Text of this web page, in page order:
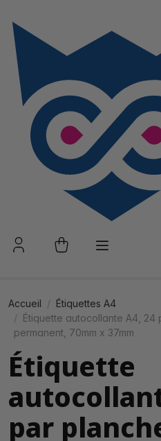
Accueil
Étiquettes A4
Étiquette autocollante A4, 24
permanent, 70mm x 37mm
Étiquette
par